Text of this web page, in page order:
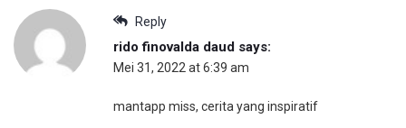
Reply
rido finovalda daud says:
Mei 31, 2022 at 6:39 am
mantapp miss, cerita yang inspiratif